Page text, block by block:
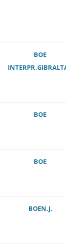
BOE
INTERPR.
BOE
BOE
BOEN.J.